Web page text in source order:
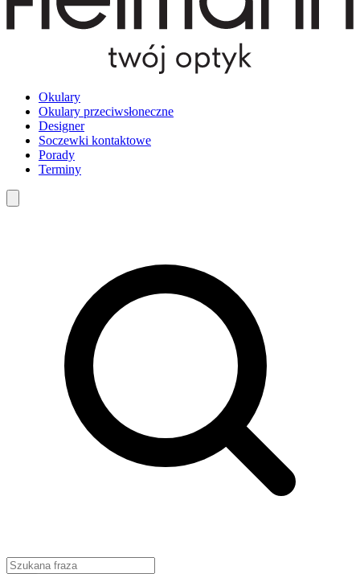
Okulary
Okulary przeciwsłoneczne
Designer
Soczewki kontaktowe
Porady
Terminy